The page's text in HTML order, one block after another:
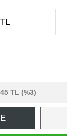
TL (%3)